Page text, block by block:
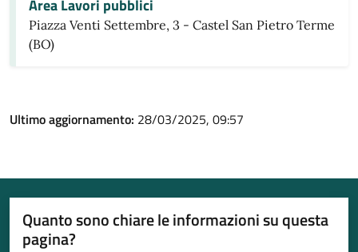
Area Lavori pubblici
Piazza Venti Settembre, 3 - Castel San Pietro Terme
(BO)
Ultimo aggiornamento: 28/03/2025, 09:57
Quanto sono chiare le informazioni su questa
pagina?